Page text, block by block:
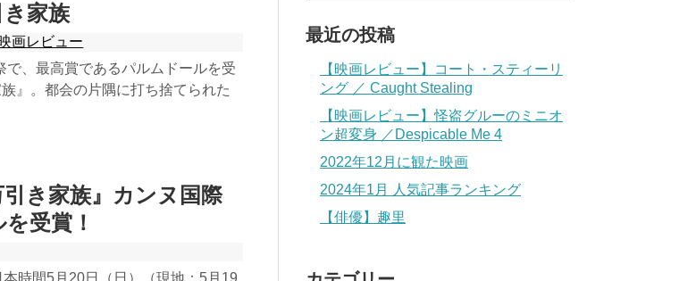
き家族
画レビュー
、最高賞であるパルムドールを受
』。都会の片隅に打ち捨てられた
引き家族』カンヌ国際
受賞！
最近の投稿
【映画レビュー】コート・スティーリ
ング ／ Caught Stealing
【映画レビュー】怪盗グルーのミニオ
ン超変身 ／Despicable Me 4
2022年12月に観た映画
2024年1月 人気記事ランキング
【俳優】趣里